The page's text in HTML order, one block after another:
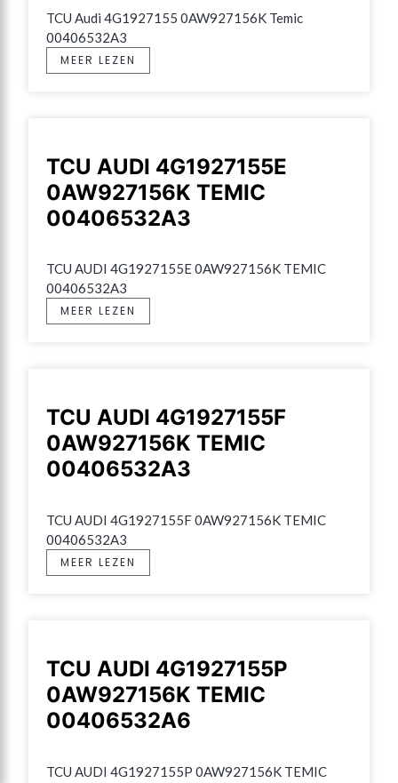
TCU Audi 4G1927155 0AW927156K Temic
00406532A3
MEER LEZEN
TCU AUDI 4G1927155E
0AW927156K TEMIC
00406532A3
TCU AUDI 4G1927155E 0AW927156K TEMIC
00406532A3
MEER LEZEN
TCU AUDI 4G1927155F
0AW927156K TEMIC
00406532A3
TCU AUDI 4G1927155F 0AW927156K TEMIC
00406532A3
MEER LEZEN
TCU AUDI 4G1927155P
0AW927156K TEMIC
00406532A6
TCU AUDI 4G1927155P 0AW927156K TEMIC